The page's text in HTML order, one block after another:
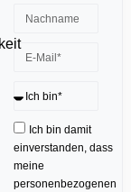
Ich bin damit
einverstanden, dass
meine
personenbezogenen